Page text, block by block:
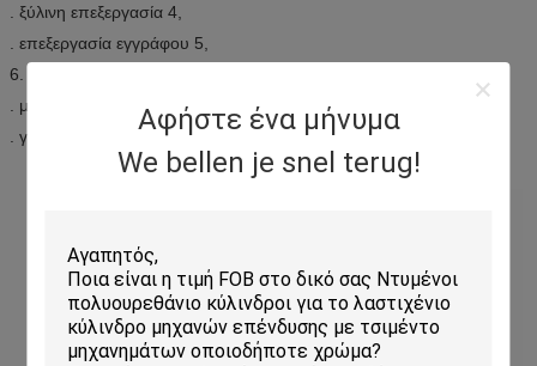
Αφήστε ένα μήνυμα
We bellen je snel terug!
. ξύλινη επεξεργασία 4,
. επεξεργασία εγγράφου 5,
6. ηλεκτρονικά,
. μετα υπηρεσία 7,
. γραμμή μετάδοσης καπνών 8,